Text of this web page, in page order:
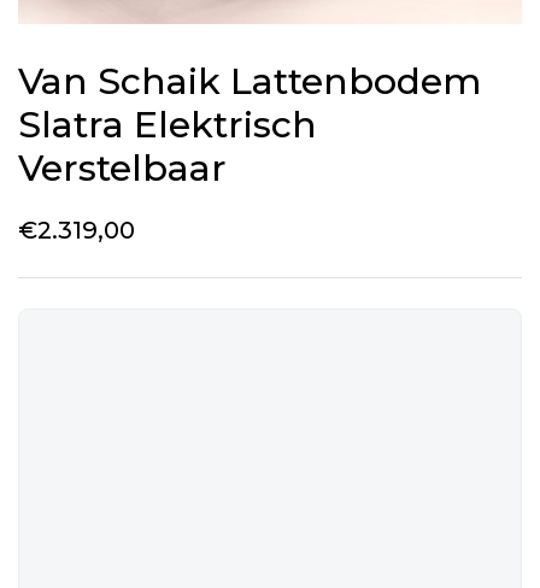
Van Schaik Lattenbodem
Slatra Elektrisch
Verstelbaar
€2.319,00